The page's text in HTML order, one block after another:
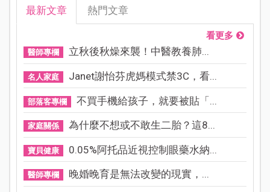
最新文章 熱門文章
看更多
醫師專欄 立秋後秋燥來襲！中醫教養肺...
名人家庭 Janet謝怡芬虎媽模式禁3C，看...
部落客專欄 不買手機給孩子，就要被貼「...
家庭關係 為什麼不想或不敢生二胎？這8...
寶貝健康 0.05%阿托品近視控制眼藥水納...
醫師專欄 晚婚晚育是無法改變的現實，...